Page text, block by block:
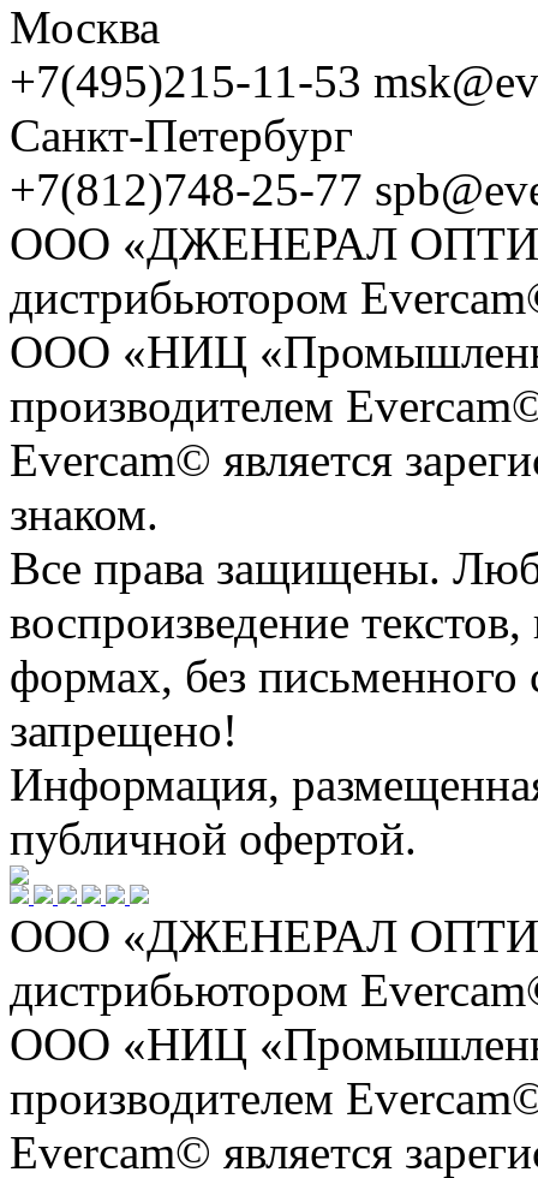
Москва
+7(495)215-11-53
Санкт-Петербург
+7(812)748-25-77
ООО «ДЖЕНЕРАЛ
дистрибьютором
ООО «НИЦ
производителем
Evercam© является
знаком.
Все права защищены.
воспроизведение
формах, без письменного
запрещено!
Информация,
публичной офертой.
ООО «ДЖЕНЕРАЛ
дистрибьютором
ООО «НИЦ
производителем
Evercam© является